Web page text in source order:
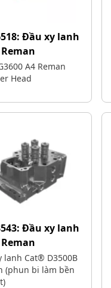
Đầu xy lanh
A4 Reman
Head
Đầu xy lanh
lanh Cat® D3500B
(phun bi làm bền